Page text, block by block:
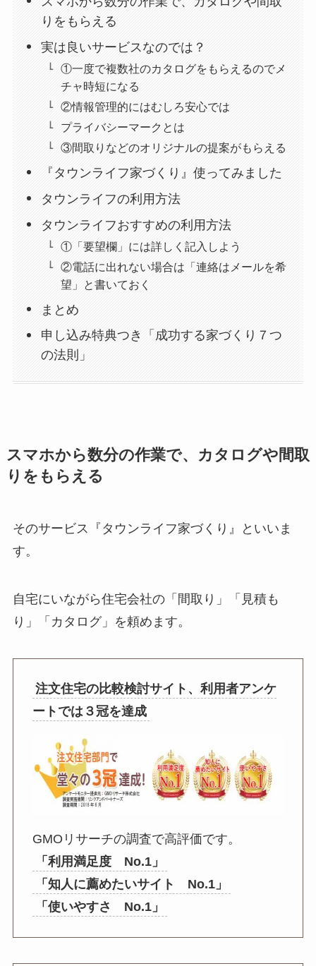
りをもらえる
実は良いサービスなのでは？
①一度で複数社のカタログをもらえるのでメ
チャ時短になる
②情報管理的にはむしろ安心では
プライバシーマークとは
③間取りなどのオリジナルの提案がもらえる
『タウンライフ家づくり』使ってみました
タウンライフの利用方法
タウンライフおすすめの利用方法
①「要望欄」には詳しく記入しよう
②電話に出れない場合は「連絡はメールを希
望」と書いておく
まとめ
申し込み特典つき「成功する家づくり７つ
の法則」
スマホから数分の作業で、カタログや間取
りをもらえる
そのサービス『タウンライフ家づくり』といいま
す。
自宅にいながら住宅会社の「間取り」「見積も
り」「カタログ」を頼めます。
注文住宅の比較検討サイト、利用者アンケ
ートでは３冠を達成
GMOリサーチの調査で高評価です。
「利用満足度 No.1」
「知人に薦めたいサイト No.1」
「使いやすさ No.1」